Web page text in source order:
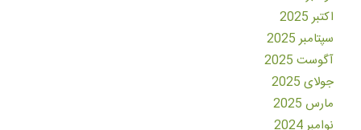
اکتبر 2025
سپتامبر 2025
آگوست 2025
جولای 2025
مارس 2025
نوامبر 2024